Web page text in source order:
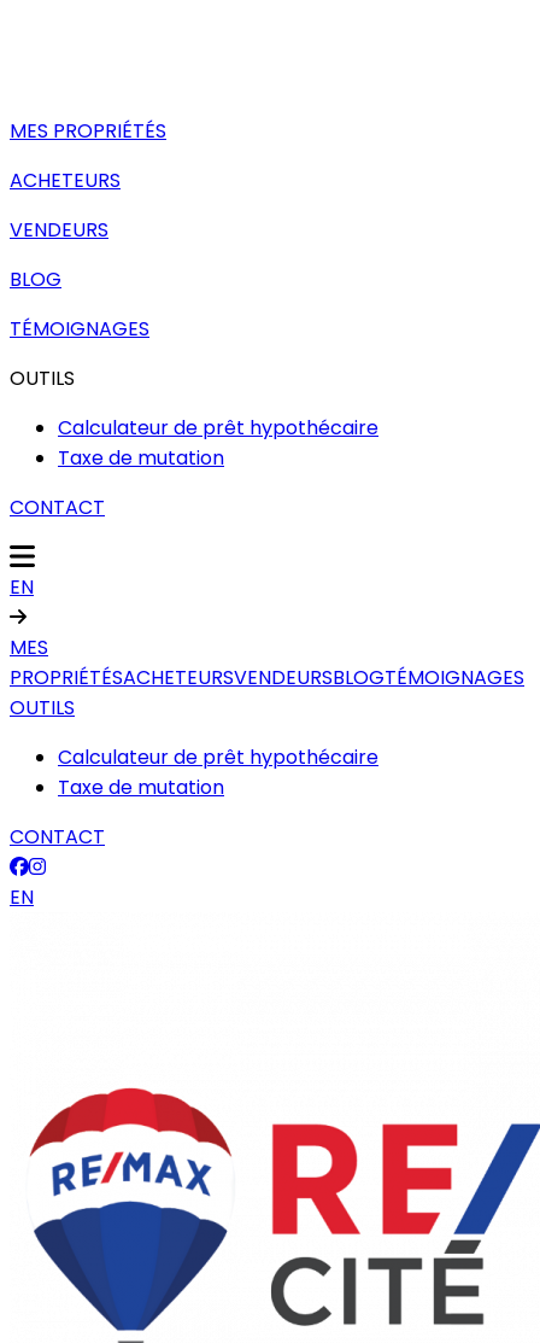
MES PROPRIÉTÉS
ACHETEURS
VENDEURS
BLOG
TÉMOIGNAGES
OUTILS
Calculateur de prêt hypothécaire
Taxe de mutation
CONTACT
EN
MES
PROPRIÉTÉSACHETEURSVENDEURSBLOGTÉMOIGNAGES
OUTILS
Calculateur de prêt hypothécaire
Taxe de mutation
CONTACT
EN